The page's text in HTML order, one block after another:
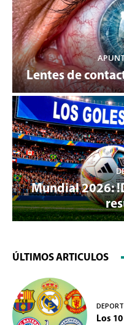
Lentes de
Mundial 2026:
ÚLTIMOS ARTICULOS
Los